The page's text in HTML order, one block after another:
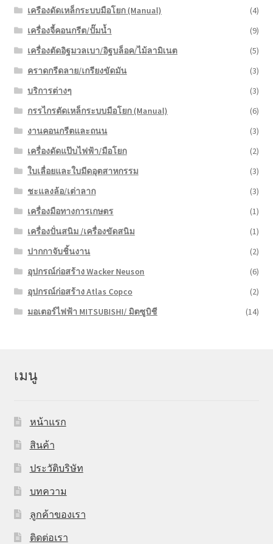
เครืองดัดเหล็กระบบมือโยก (Manual)
(4)
เครื่องจี้คอนกรีต/ปั๊มน้ำ
(9)
เครื่องตัดอิฐมวลเบา/อิฐบล็อค/ไม้ลามิเนต
(5)
คราดกรีดลาย/เกรียงขัดมัน
(3)
บริการต่างๆ
(3)
กรรไกรตัดเหล็กระบบมือโยก (Manual)
(6)
งานคอนกรีตและถนน
(3)
เครื่องดัดแป๊บไฟฟ้า/มือโยก
(2)
ใบเลื่อยและใบมีดอุตสาหกรรม
(3)
ชะแลงล้อ/เต่าลาก
(3)
เครื่องมือทางการเกษตร
(1)
เครื่องปั่นสนิม /เครื่องขัดสนิม
(1)
ปากกาจับชิ้นงาน
(2)
อุปกรณ์ก่อสร้าง Wacker Neuson
(6)
อุปกรณ์ก่อสร้าง Atlas Copco
(2)
มอเตอร์ไฟฟ้า MITSUBISHI/ มิตซูบิชี
(14)
เมนู
หน้าแรก
สินค้า
ประวัติบริษัท
บทความ
ลูกค้าของเรา
ติดต่อเรา